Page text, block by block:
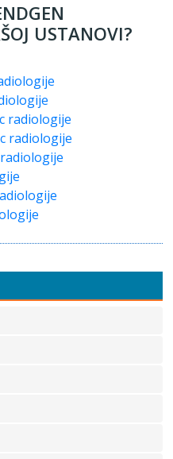
USTANOVI?
radiologije
radiologije